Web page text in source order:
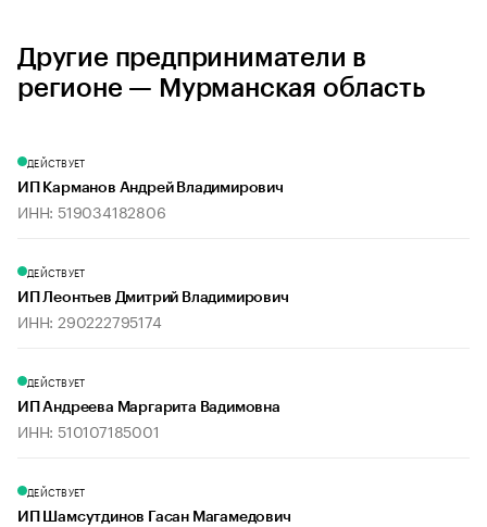
Другие предприниматели в
регионе — Мурманская область
ДЕЙСТВУЕТ
ИП Карманов Андрей Владимирович
ИНН: 519034182806
ДЕЙСТВУЕТ
ИП Леонтьев Дмитрий Владимирович
ИНН: 290222795174
ДЕЙСТВУЕТ
ИП Андреева Маргарита Вадимовна
ИНН: 510107185001
ДЕЙСТВУЕТ
ИП Шамсутдинов Гасан Магамедович